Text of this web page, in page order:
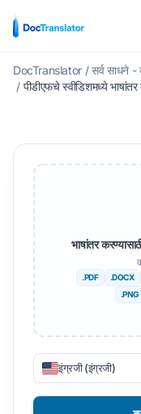
DocTranslator / सर्व साधने -
/ पीडीएफचे स्वीडिशमध्ये भाषांतर
भाषांतर
.PDF .DOCX
.PNG
इंग्रजी (इंग्रजी)